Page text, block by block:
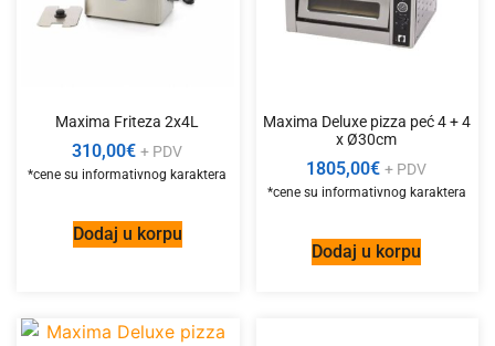
Maxima Friteza 2x4L
310,00€ + PDV
Dodaj u korpu
Maxima Deluxe pizza peć 4 + 4
x Ø30cm
1805,00€ + PDV
Dodaj u korpu